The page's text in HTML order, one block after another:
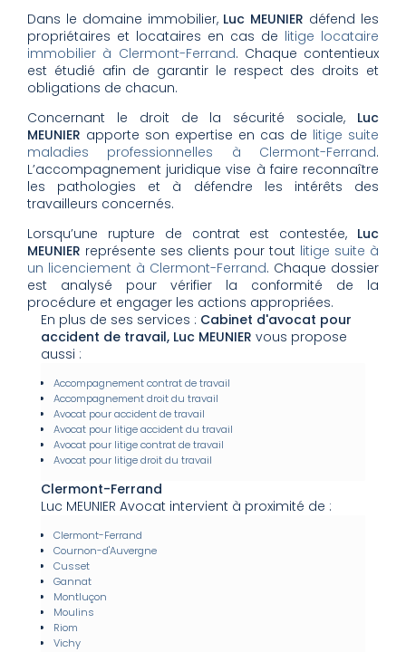
Dans le domaine immobilier, Luc MEUNIER défend les
propriétaires et locataires en cas de litige locataire
immobilier à Clermont-Ferrand. Chaque contentieux
est étudié afin de garantir le respect des droits et
obligations de chacun.
Concernant le droit de la sécurité sociale, Luc
MEUNIER apporte son expertise en cas de litige suite
maladies professionnelles à Clermont-Ferrand.
L’accompagnement juridique vise à faire reconnaître
les pathologies et à défendre les intérêts des
travailleurs concernés.
Lorsqu’une rupture de contrat est contestée, Luc
MEUNIER représente ses clients pour tout litige suite à
un licenciement à Clermont-Ferrand. Chaque dossier
est analysé pour vérifier la conformité de la
procédure et engager les actions appropriées.
En plus de ses services : Cabinet d'avocat pour
accident de travail, Luc MEUNIER vous propose
aussi :
Accompagnement contrat de travail
Accompagnement droit du travail
Avocat pour accident de travail
Avocat pour litige accident du travail
Avocat pour litige contrat de travail
Avocat pour litige droit du travail
Clermont-Ferrand
Luc MEUNIER Avocat intervient à proximité de :
Clermont-Ferrand
Cournon-d'Auvergne
Cusset
Gannat
Montluçon
Moulins
Riom
Vichy